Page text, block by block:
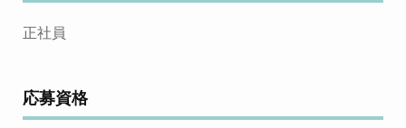
正社員
応募資格